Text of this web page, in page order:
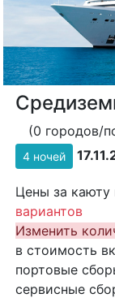
(0 городов/
4 ночей
Цены за каюту
вариантов
Изменить
в стоимость
портовые
сервисные